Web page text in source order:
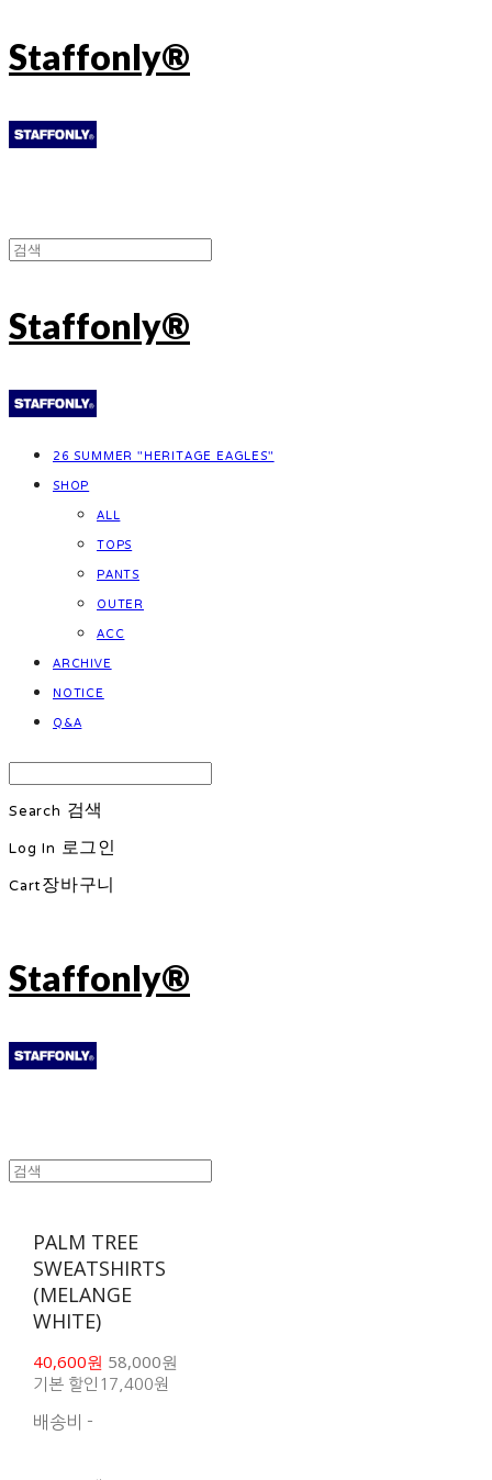
Staffonly®
Staffonly®
26 SUMMER "HERITAGE EAGLES"
SHOP
ALL
TOPS
PANTS
OUTER
ACC
ARCHIVE
NOTICE
Q&A
Search 검색
Log In 로그인
Cart장바구니
Staffonly®
PALM TREE
SWEATSHIRTS
(MELANGE
WHITE)
40,600원 58,000원
기본 할인 17,400원
배송비 -